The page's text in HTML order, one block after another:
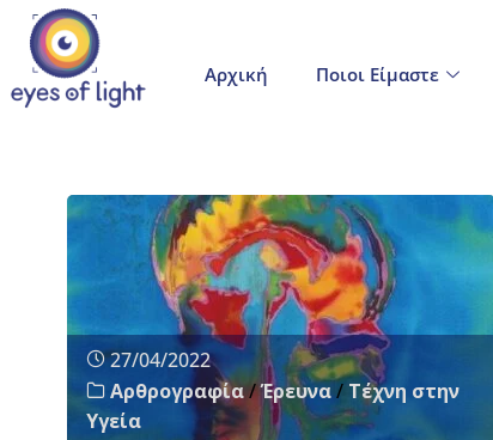
Αρχική Ποιοι Είμαστε
27/04/2022
Αρθρογραφία/Έρευνα/ Τέχνη στην
Υγεία